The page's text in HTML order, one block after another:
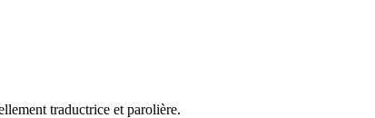
traductrice et parolière.